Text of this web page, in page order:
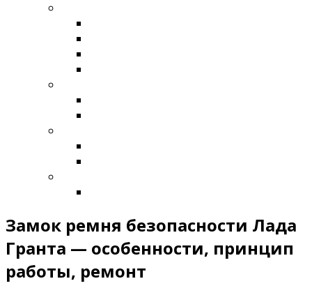
Замок ремня безопасности Лада
Гранта — особенности, принцип
работы, ремонт